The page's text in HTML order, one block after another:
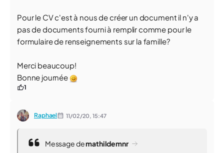
Pour le CV c'est à nous de créer un document il n'y a
pas de documents fourni à remplir comme pour le
formulaire de renseignements sur la famille?
Merci beaucoup!
Bonne journée
1
Raphael 11/02/20,15:47
Message demathildemnr